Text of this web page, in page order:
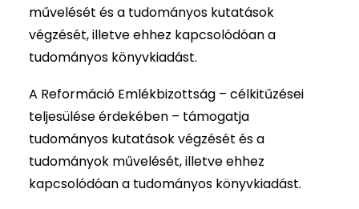
művelését és a tudományos kutatások
végzését, illetve ehhez kapcsolódóan a
tudományos könyvkiadást.
A Reformáció Emlékbizottság – célkitűzései
teljesülése érdekében – támogatja
tudományos kutatások végzését és a
tudományok művelését, illetve ehhez
kapcsolódóan a tudományos könyvkiadást.